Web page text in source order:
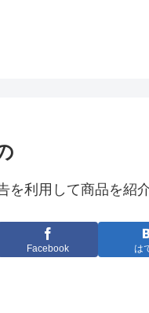
利用して商品を紹
Facebook は